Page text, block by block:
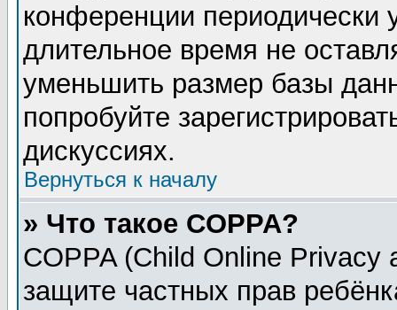
конференции периодически
длительное время не
уменьшить размер базы
попробуйте
дискуссиях.
Вернуться к началу
» Что такое COPPA?
COPPA (Child Online Privacy
защите частных прав